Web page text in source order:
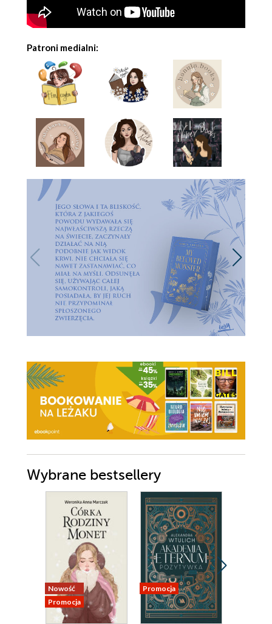
Patroni medialni:
Wybrane bestsellery
Nowość
Promocja
Promocja